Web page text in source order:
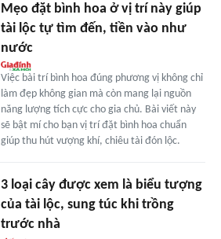
Mẹo đặt bình hoa ở vị trí này giúp
tài lộc tự tìm đến, tiền vào như
nước
Việc bài trí bình hoa đúng phương vị không chỉ
làm đẹp không gian mà còn mang lại nguồn
năng lượng tích cực cho gia chủ. Bài viết này
sẽ bật mí cho bạn vị trí đặt bình hoa chuẩn
giúp thu hút vượng khí, chiêu tài đón lộc.
3 loại cây được xem là biểu tượng
của tài lộc, sung túc khi trồng
trước nhà